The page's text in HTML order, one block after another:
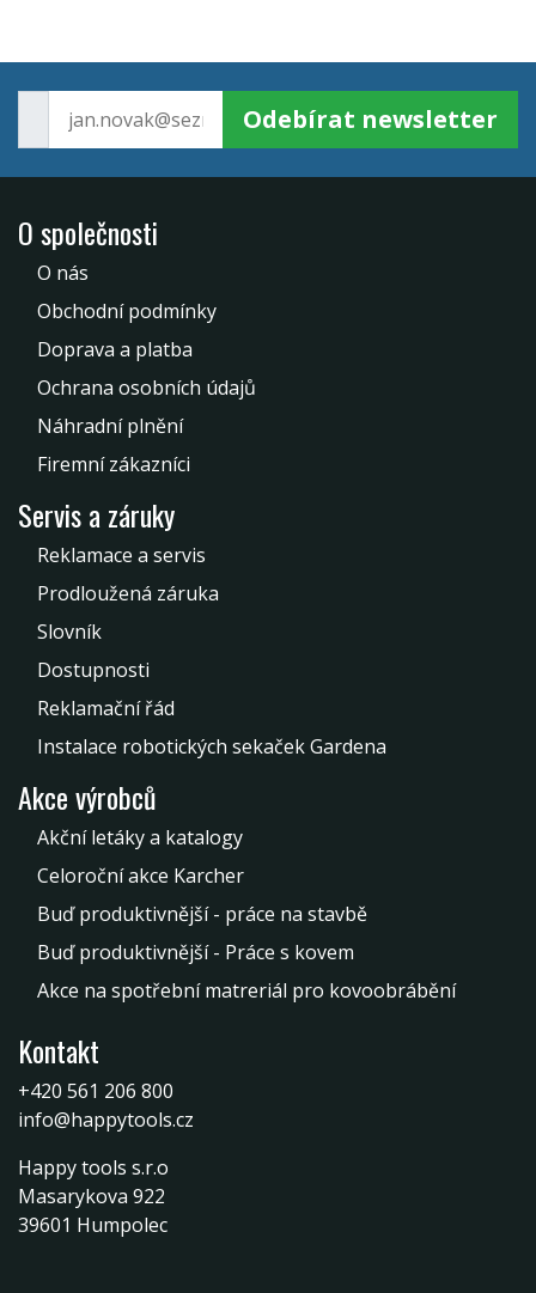
Odebírat newsletter
O společnosti
O nás
Obchodní podmínky
Doprava a platba
Ochrana osobních údajů
Náhradní plnění
Firemní zákazníci
Servis a záruky
Reklamace a servis
Prodloužená záruka
Slovník
Dostupnosti
Reklamační řád
Instalace robotických sekaček Gardena
Akce výrobců
Akční letáky a katalogy
Celoroční akce Karcher
Buď produktivnější - práce na stavbě
Buď produktivnější - Práce s kovem
Akce na spotřební matreriál pro kovoobrábění
Kontakt
+420 561 206 800
info@happytools.cz
Happy tools s.r.o
Masarykova 922
39601 Humpolec